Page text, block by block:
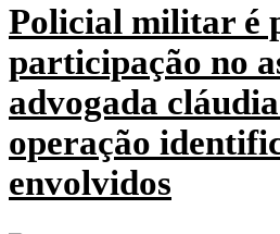
Policial militar é
participação no
advogada
operação
envolvidos